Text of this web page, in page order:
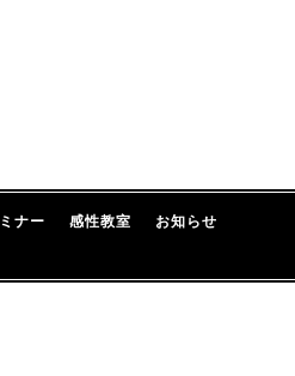
ナー 感性教室
お知らせ